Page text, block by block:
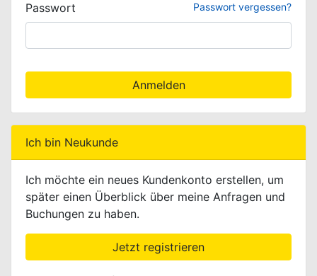
Passwort Passwort vergessen?
Anmelden
Ich bin Neukunde
Ich möchte ein neues Kundenkonto erstellen, um
später einen Überblick über meine Anfragen und
Buchungen zu haben.
Jetzt registrieren